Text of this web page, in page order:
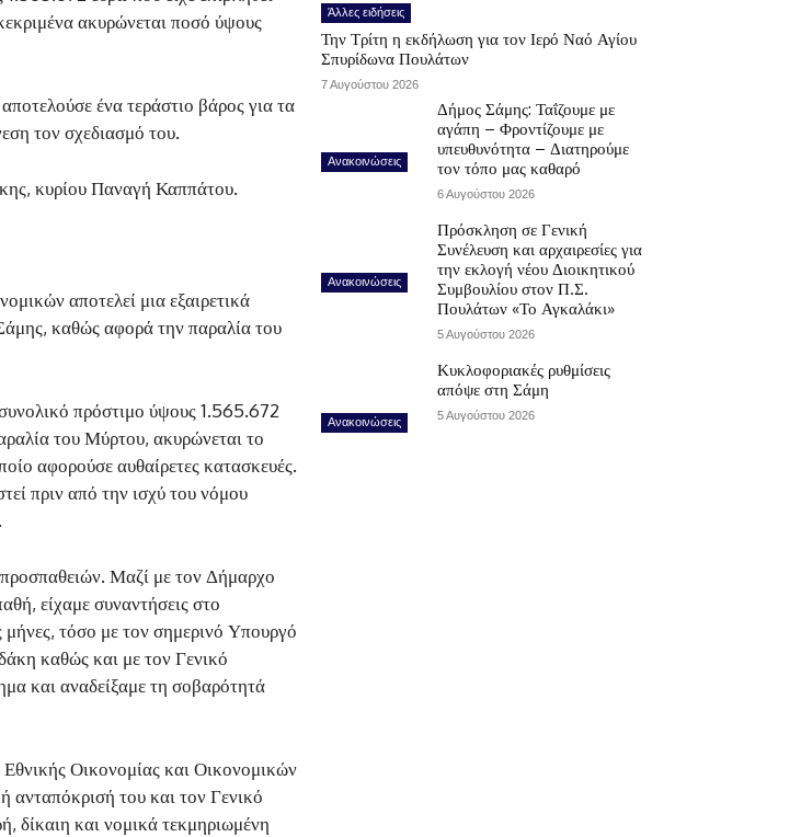
ακυρώνεται ποσό ύψους
ένα τεράστιο βάρος για τα
τον σχεδιασμό του.
κυρίου Παναγή Καππάτου.
αποτελεί μια εξαιρετικά
καθώς αφορά την παραλία του
πρόστιμο ύψους 1.565.672
του Μύρτου, ακυρώνεται το
αφορούσε αυθαίρετες κατασκευές.
πριν από την ισχύ του νόμου
Μαζί με τον Δήμαρχο
είχαμε συναντήσεις στο
τόσο με τον σημερινό Υπουργό
καθώς και με τον Γενικό
και αναδείξαμε τη σοβαρότητά
Οικονομίας και Οικονομικών
ανταπόκρισή του και τον Γενικό
δίκαιη και νομικά τεκμηριωμένη
Άλλες ειδήσεις
Την Τρίτη η εκδήλωση για τον Ιερό Ναό Αγίου
Σπυρίδωνα Πουλάτων
7 Αυγούστου 2026
Ανακοινώσεις
Δήμος Σάμης: Ταΐζουμε με
αγάπη – Φροντίζουμε με
υπευθυνότητα – Διατηρούμε
τον τόπο μας καθαρό
6 Αυγούστου 2026
Ανακοινώσεις
Πρόσκληση σε Γενική
Συνέλευση και αρχαιρεσίες για
την εκλογή νέου Διοικητικού
Συμβουλίου στον Π.Σ.
Πουλάτων «Το Αγκαλάκι»
5 Αυγούστου 2026
Ανακοινώσεις
Κυκλοφοριακές ρυθμίσεις
απόψε στη Σάμη
5 Αυγούστου 2026